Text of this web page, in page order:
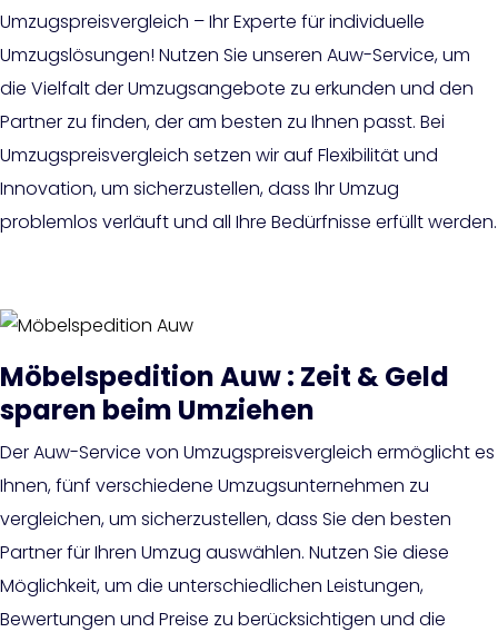
Umzugspreisvergleich – Ihr Experte für individuelle
Umzugslösungen! Nutzen Sie unseren Auw-Service, um
die Vielfalt der Umzugsangebote zu erkunden und den
Partner zu finden, der am besten zu Ihnen passt. Bei
Umzugspreisvergleich setzen wir auf Flexibilität und
Innovation, um sicherzustellen, dass Ihr Umzug
problemlos verläuft und all Ihre Bedürfnisse erfüllt werden.
Möbelspedition Auw : Zeit & Geld
sparen beim Umziehen
Der Auw-Service von Umzugspreisvergleich ermöglicht es
Ihnen, fünf verschiedene Umzugsunternehmen zu
vergleichen, um sicherzustellen, dass Sie den besten
Partner für Ihren Umzug auswählen. Nutzen Sie diese
Möglichkeit, um die unterschiedlichen Leistungen,
Bewertungen und Preise zu berücksichtigen und die